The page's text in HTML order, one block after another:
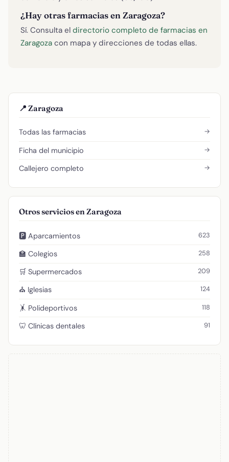
¿Hay otras farmacias en Zaragoza?
Sí. Consulta el directorio completo de farmacias en
Zaragoza con mapa y direcciones de todas ellas.
📍 Zaragoza
Todas las farmacias →
Ficha del municipio →
Callejero completo →
Otros servicios en Zaragoza
🅿️ Aparcamientos 623
🏫 Colegios 258
🛒 Supermercados 209
⛪ Iglesias 124
🤸 Polideportivos 118
🦷 Clínicas dentales 91